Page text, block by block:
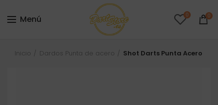
Menú 0 0
Inicio Dardos Punta de acero Shot Darts Punta Acero